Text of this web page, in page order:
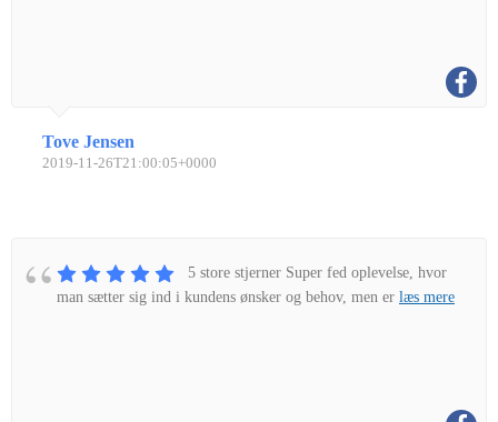
Tove Jensen
2019-11-26T21:00:05+0000
5 store stjerner Super fed oplevelse, hvor
man sætter sig ind i kundens ønsker og behov, men er læs mere